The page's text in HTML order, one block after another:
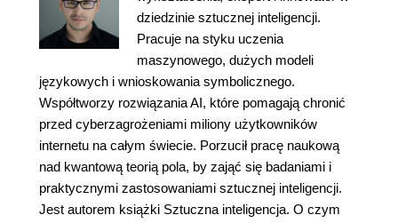
dziedzinie sztucznej inteligencji.
Pracuje na styku uczenia
maszynowego, dużych modeli
językowych i wnioskowania symbolicznego.
Współtworzy rozwiązania AI, które pomagają chronić
przed cyberzagrożeniami miliony użytkowników
internetu na całym świecie. Porzucił pracę naukową
nad kwantową teorią pola, by zająć się badaniami i
praktycznymi zastosowaniami sztucznej inteligencji.
Jest autorem książki Sztuczna inteligencja. O czym